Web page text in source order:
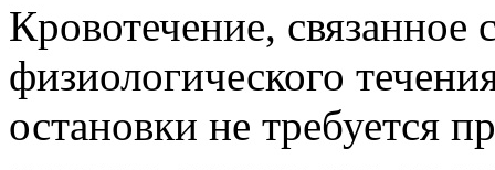
Кровотечение,
физиологического
остановки не требуется